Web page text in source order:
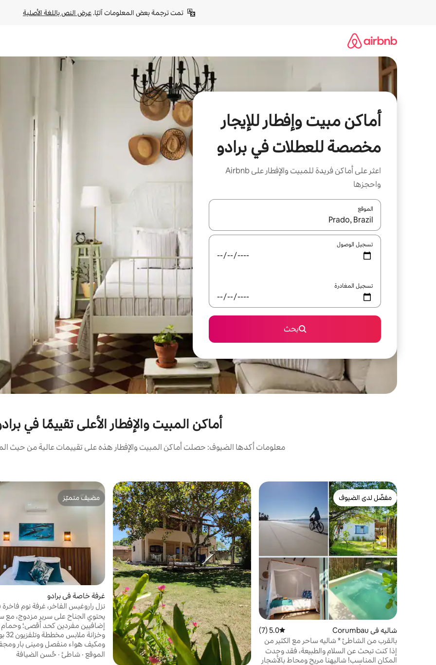
تمت ترجمة بعض المعلومات آليًا. عرض النص باللغة الأصلية
أماكن مبيت وإفطار للإيجار
مخصصة للعطلات في برادو
اعثر على أماكن فريدة للمبيت والإفطار على Airbnb
واحجزها
الموقع
عند توفر النتائج، انتقل باستخدام السهمين لأعلى ولأسفل أو استكشف عن طريق اللمس أو السحب.
تسجيل الوصول
تسجيل المغادرة
بحث
أماكن المبيت والإفطار الأعلى تقييمًا في
معلومات أكدها الضيوف: حصلت أماكن المبيت والإفطار هذه على تقييمات عالية من حيث
مفضّل لدى الضيوف
مفضّل لدى الضيوف
شاليه في Corumbau متوسط التقييم 5.0 من 5، 7 مراجعات
5.0 (7)
بالقرب من الشاطئ * شاليه ساحر مع الكثير من
المساحات الخضراء 2
إذا كنت تبحث عن السلام والطبيعة، فقد وجدت
المكان المناسب! شاليهنا مريح ومحاط بالأشجار
مضيف متميّز
مضيف متميّز
غرفة خاصة في برادو
نزل راروغيس الفاخر، غرفة نوم فاخرة
يحتوي الجناح على سرير مزدوج، مع
إضافيين مفردين كحد أقصى؛
وخزانة
ومكيف هواء منفصل وميني بار
انتبه! فرصة للإقامة في نزل عالي
الموقع · شاطئ · حُسن الضيافة